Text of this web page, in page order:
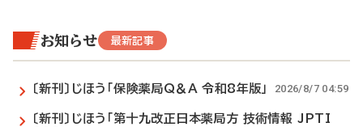
お知らせ 最新記事
〔新刊〕じほう「保険薬局Q＆A 令和8年版」 2026/8/7 04:59
〔新刊〕じほう「第十九改正日本薬局方 技術情報 JPTI